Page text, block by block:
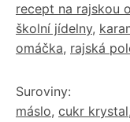
recept na rajskou
školní jídelny,
omáčka, rajská
Suroviny:
máslo, cukr krystal,